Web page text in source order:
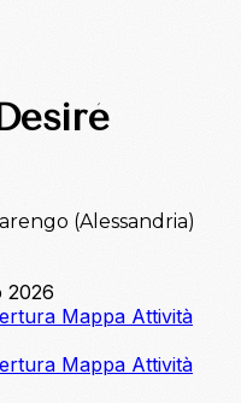
(Alessandria)
2026
Mappa Attività
Mappa Attività